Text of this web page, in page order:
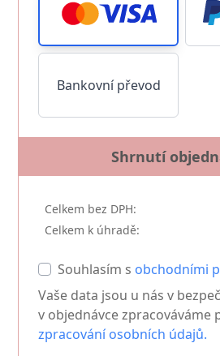
Bankovní převod
Shrnutí
Celkem bez DPH:
Celkem k úhradě:
Souhlasím s obchodními
Vaše data jsou u nás v
v objednávce zpracováváme
zpracování osobních údajů.